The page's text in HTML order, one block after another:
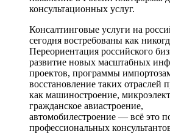
консультационных услуг.
Консалтинговые услуги на
сегодня востребованы как
Переориентация российского
развитие новых масштабных
проектов, программы
восстановление таких отраслей
как машиностроение,
гражданское авиастроение,
автомобилестроение — всё это
профессиональных